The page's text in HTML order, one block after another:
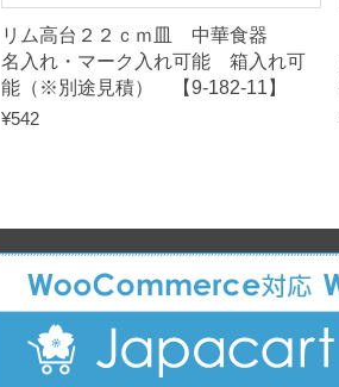
リム高台２２ｃｍ皿 中華食器
名入れ・マーク入れ可能 箱入れ可
能（※別途見積） 【9-182-11】
¥542